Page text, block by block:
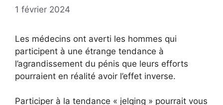
1 février 2024
Les médecins ont averti les hommes qui
participent à une étrange tendance à
l’agrandissement du pénis que leurs efforts
pourraient en réalité avoir l’effet inverse.
Participer à la tendance « jelqing » pourrait vous